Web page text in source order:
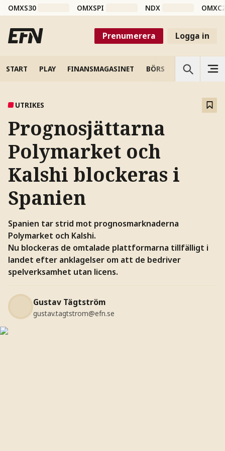
OMXS30 OMXSPI NDX
Prenumerera Logga in
START PLAY FINANSMAGASINET BÖRS VETENSKAP
UTRIKES
Prognosjättarna
Polymarket och
Kalshi blockeras i
Spanien
Spanien tar strid mot prognosmarknaderna
Polymarket och Kalshi.
Nu blockeras de omtalade plattformarna tillfälligt i
landet efter anklagelser om att de bedriver
spelverksamhet utan licens.
Gustav Tägtström
gustav.tagtstrom@efn.se